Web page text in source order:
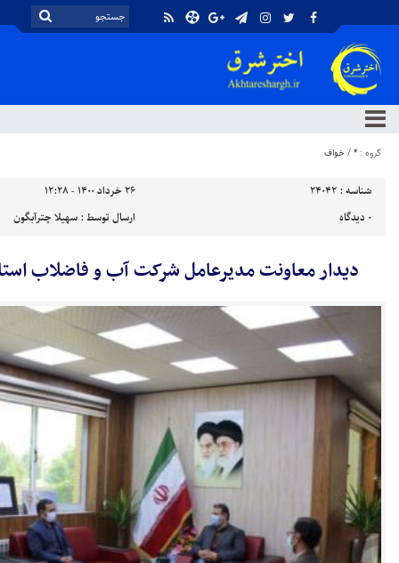
گروه : *
/خواف
شناسه : 24042
۲۶ خرداد ۱۴۰۰ - ۱۲:۲۸
۰ دیدگاه ارسال توسط : سهیلا چترآبگون
دیدار معاونت مدیرعامل شرکت آب و فاضلاب